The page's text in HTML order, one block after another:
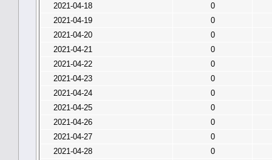
2021-04-18
0
2021-04-19
0
2021-04-20
0
2021-04-21
0
2021-04-22
0
2021-04-23
0
2021-04-24
0
2021-04-25
0
2021-04-26
0
2021-04-27
0
2021-04-28
0